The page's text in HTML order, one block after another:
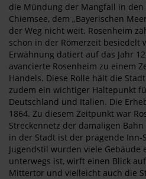
die Mündung der Mangfall in
Chiemsee, dem „Bayerischen
der Weg nicht weit. Rosenheim
schon in der Römerzeit besiedelt
Erwähnung datiert auf das Jahr
avancierte Rosenheim zu einem
Handels. Diese Rolle hält die
zudem ein wichtiger Haltepunkt
Deutschland und Italien. Die
1864. Zu diesem Zeitpunkt war
Streckennetz der damaligen
in der Stadt ist der prägende Inn-
Jugendstil wurden viele Gebäude
unterwegs ist, wirft einen Blick
Mittertor und vielleicht auch die